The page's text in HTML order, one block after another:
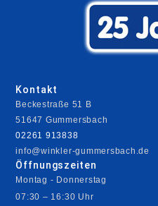
Kontakt
Beckestraße 51 B
51647 Gummersbach
02261 913838
info@winkler-gummersbach.de
Öffnungszeiten
Montag - Donnerstag
07:30 – 16:30 Uhr